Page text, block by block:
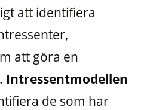
att identifiera
att göra en
Intressentmodellen
de som har